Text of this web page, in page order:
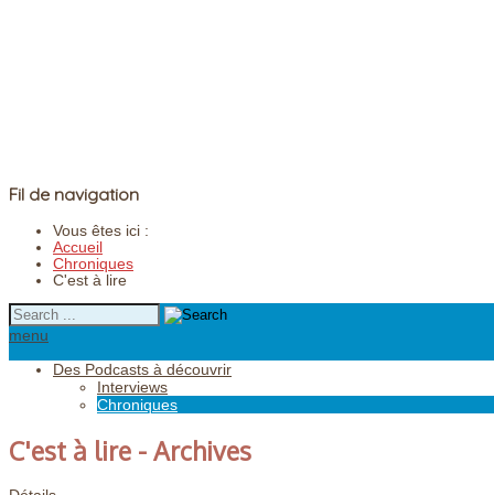
Fil de navigation
Vous êtes ici :
Accueil
Chroniques
C'est à lire
menu
Des Podcasts à découvrir
Interviews
Chroniques
C'est à lire - Archives